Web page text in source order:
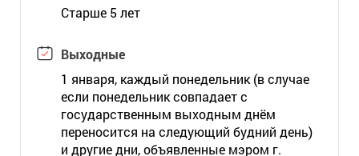
Старше 5 лет
Выходные
1 января, каждый понедельник (в случае
если понедельник совпадает с
государственным выходным днём
переносится на следующий будний день)
и другие дни, объявленные мэром г.